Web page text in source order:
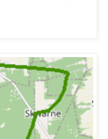
RAF